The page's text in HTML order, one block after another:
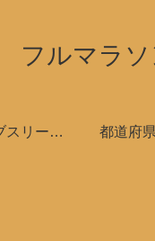
フルマラ
達成状況（サブスリーで全国制覇） 都道府